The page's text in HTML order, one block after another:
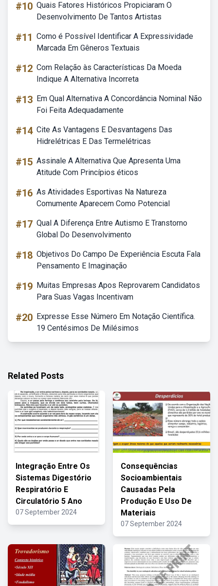
#10 Quais Fatores Históricos Propiciaram O
Desenvolvimento De Tantos Artistas
#11 Como é Possível Identificar A Expressividade
Marcada Em Gêneros Textuais
#12 Com Relação às Características Da Moeda
Indique A Alternativa Incorreta
#13 Em Qual Alternativa A Concordância Nominal Não
Foi Feita Adequadamente
#14 Cite As Vantagens E Desvantagens Das
Hidrelétricas E Das Termelétricas
#15 Assinale A Alternativa Que Apresenta Uma
Atitude Com Princípios éticos
#16 As Atividades Esportivas Na Natureza
Comumente Aparecem Como Potencial
#17 Qual A Diferença Entre Autismo E Transtorno
Global Do Desenvolvimento
#18 Objetivos Do Campo De Experiência Escuta Fala
Pensamento E Imaginação
#19 Muitas Empresas Apos Reprovarem Candidatos
Para Suas Vagas Incentivam
#20 Expresse Esse Número Em Notação Científica.
19 Centésimos De Milésimos
Related Posts
Integração Entre Os
Sistemas Digestório
Respiratório E
Circulatório 5 Ano
07 September 2024
Consequências
Socioambientais
Causadas Pela
Produção E Uso De
Materiais
07 September 2024